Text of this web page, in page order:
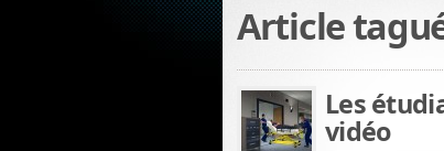
Article
Les
vidéo